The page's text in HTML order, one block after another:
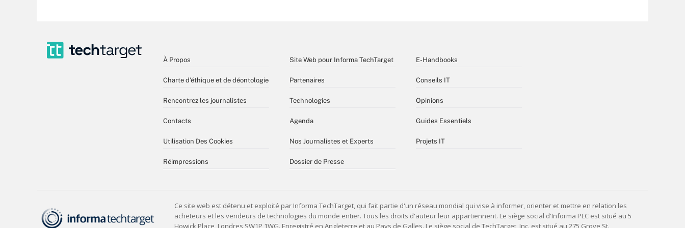
À Propos
Charte d’éthique et de déontologie
Rencontrez les journalistes
Contacts
Utilisation Des Cookies
Réimpressions
Site Web pour Informa TechTarget
Partenaires
Technologies
Agenda
Nos Journalistes et Experts
Dossier de Presse
E-Handbooks
Conseils IT
Opinions
Guides Essentiels
Projets IT